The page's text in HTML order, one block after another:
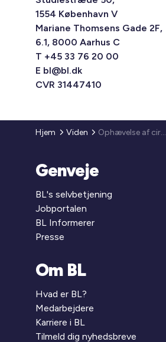
1554 København V
Mariane Thomsens Gade 2F,
6.1, 8000 Aarhus C
T +45 33 76 20 00
E bl@bl.dk
CVR 31447410
Hjem Viden Ophævelse af cirkulære om pris og tid på bygge- og anlægs-arbejder m.v.
Genveje
BL's selvbetjening
Jobportalen
BL Informerer
Presse
Om BL
Hvad er BL?
Medarbejdere
Karriere i BL
Tilmeld dig nyhedsbreve